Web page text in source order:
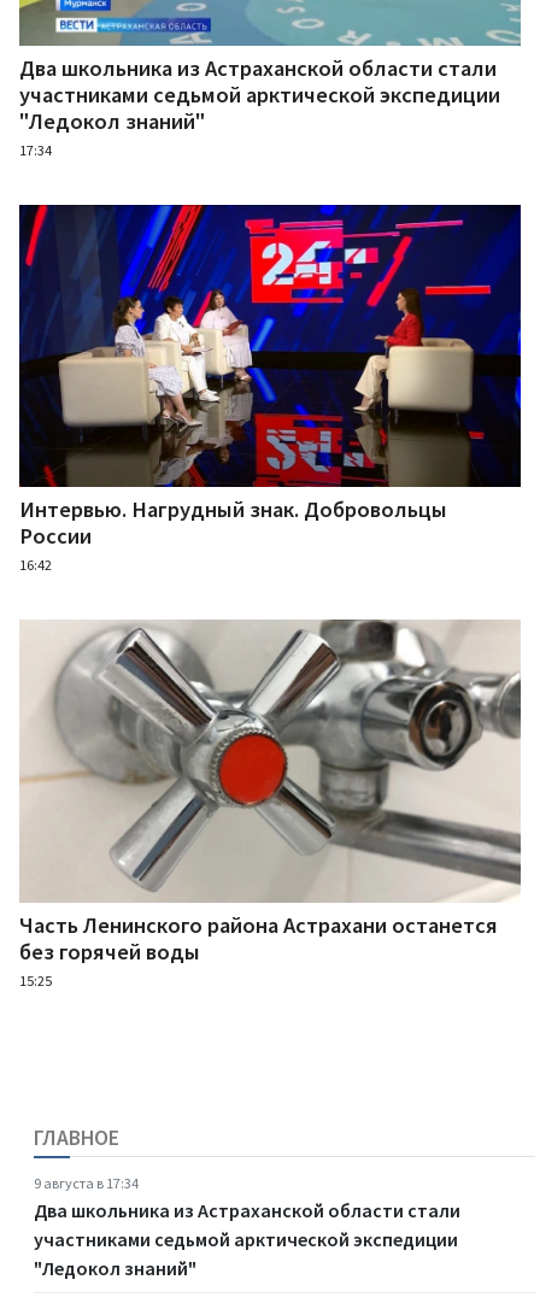
Два школьника из Астраханской области стали
участниками седьмой арктической экспедиции
"Ледокол знаний"
17:34
Интервью. Нагрудный знак. Добровольцы
России
16:42
Часть Ленинского района Астрахани останется
без горячей воды
15:25
ГЛАВНОЕ
9 августа в 17:34
Два школьника из Астраханской области стали
участниками седьмой арктической экспедиции
"Ледокол знаний"